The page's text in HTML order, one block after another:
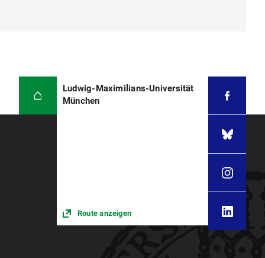
Ludwig-Maximilians-Universität
München
Route anzeigen